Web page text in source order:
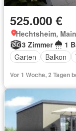
525.000 €
Hechtsheim,
3 Zimmer
1
Garten
Balkon
Vor 1 Woche, 2 Tagen